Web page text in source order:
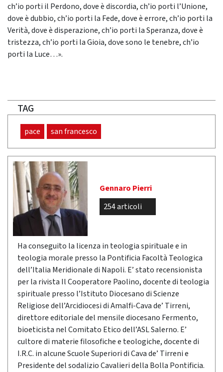
ch’io porti il Perdono, dove è discordia, ch’io porti l’Unione,
dove è dubbio, ch’io porti la Fede, dove è errore, ch’io porti la
Verità, dove è disperazione, ch’io porti la Speranza, dove è
tristezza, ch’io porti la Gioia, dove sono le tenebre, ch’io
porti la Luce…».
TAG
pace san francesco
Gennaro Pierri
254 articoli
Ha conseguito la licenza in teologia spirituale e in
teologia morale presso la Pontificia Facoltà Teologica
dell’Italia Meridionale di Napoli. E’ stato recensionista
per la rivista Il Cooperatore Paolino, docente di teologia
spirituale presso l’Istituto Diocesano di Scienze
Religiose dell’Arcidiocesi di Amalfi-Cava de’ Tirreni,
direttore editoriale del mensile diocesano Fermento,
bioeticista nel Comitato Etico dell’ASL Salerno. E’
cultore di materie filosofiche e teologiche, docente di
I.R.C. in alcune Scuole Superiori di Cava de’ Tirreni e
Presidente del sodalizio Cavalieri della Bolla Pontificia.